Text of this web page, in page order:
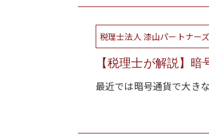
税理士法人 漆山パートナーズ
【税理士が解説】
最近では暗号通貨で大き